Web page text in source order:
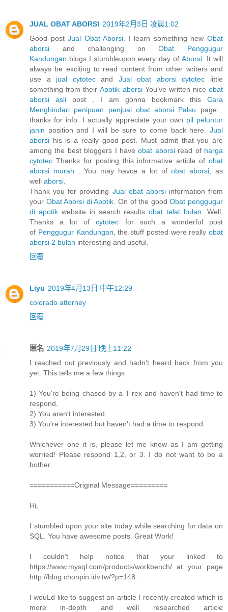
JUAL OBAT ABORSI 2019年2月3日 凌晨1:02
Good postJual Obat Aborsi . I learn something newObat
aborsi and challenging onObat Penggugur
Kandungan blogs I stumbleupon every day of Aborsi. It will
always be exciting to read content from other writers and
use a jual cytotecand Jual obat aborsi cytotec little
something from theirApotik aborsiYou’ve written nice obat
aborsi asli post , I am gonna bookmark thisCara
Menghindari penipuan penjual obat aborsi Palsu page ,
thanks for info. I actually appreciate your own pil peluntur
janin position and I will be sure to come back here. Jual
aborsi his is a really good post. Must admit that you are
among the best bloggers I haveobat aborsiread of harga
cytotec Thanks for posting this informative article of obat
aborsi murah . You may havce a lot ofobat aborsi , as
well aborsi
Thank you for providing Jual obat aborsiinformation from
your Obat Aborsi di Apotik . On of the goodObat penggugur
di apotikwebsite in search resultsobat telat bulan . Well,
Thanks a lot ofcytotec for such a wonderful post
of Penggugur Kandungan , the stuff posted were really obat
aborsi 2 bulan interesting and useful.
回覆
Liyu 2019年4月13日 中午12:29
colorado attorney
回覆
匿名 2019年7月29日 晚上11:22
I reached out previously and hadn’t heard back from you
yet. This tells me a few things:
1) You're being chased by a T-rex and haven't had time to
respond.
2) You aren't interested.
3) You're interested but haven't had a time to respond.
Whichever one it is, please let me know as I am getting
worried! Please respond 1,2, or 3. I do not want to be a
bother.
===========Original Message=========
Hi,
I stumbled upon your site today while searching for data on
SQL. You have awesome posts. Great Work!
I couldn't help notice that your linked to
https://www.mysql.com/products/workbench/ at your page
http://blog.chonpin.idv.tw/?p=148.
I wouLd like to suggest an article I recently created which is
more in-depth and well researched article